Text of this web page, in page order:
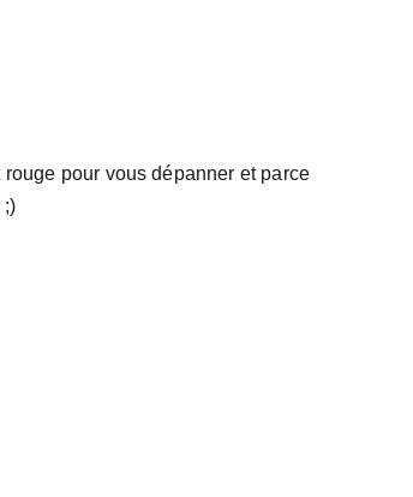
pour vous dépanner et parce
;)